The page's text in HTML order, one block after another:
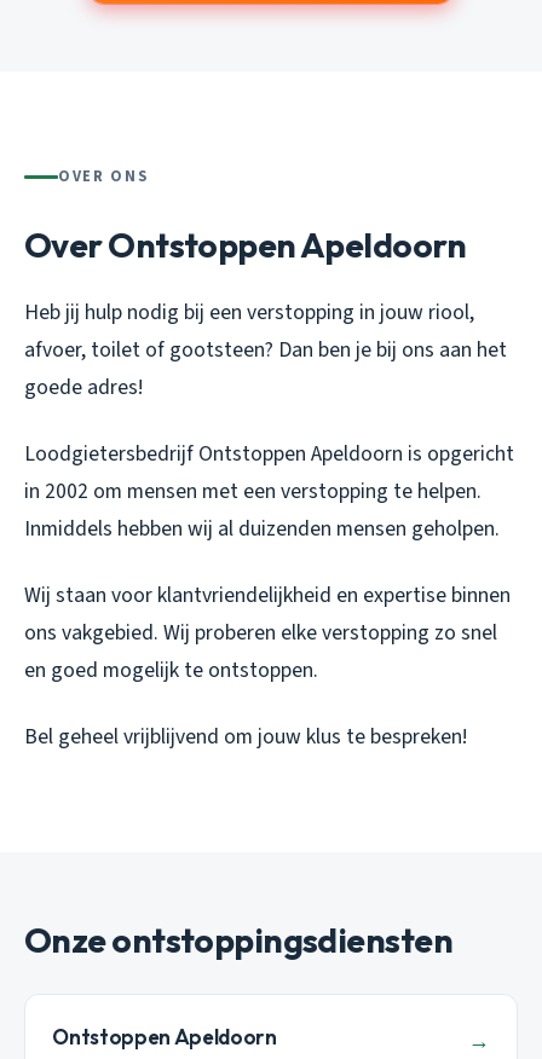
OVER ONS
Over Ontstoppen Apeldoorn
Heb jij hulp nodig bij een verstopping in jouw riool,
afvoer, toilet of gootsteen? Dan ben je bij ons aan het
goede adres!
Loodgietersbedrijf Ontstoppen Apeldoorn is opgericht
in 2002 om mensen met een verstopping te helpen.
Inmiddels hebben wij al duizenden mensen geholpen.
Wij staan voor klantvriendelijkheid en expertise binnen
ons vakgebied. Wij proberen elke verstopping zo snel
en goed mogelijk te ontstoppen.
Bel geheel vrijblijvend om jouw klus te bespreken!​
Onze ontstoppingsdiensten
Ontstoppen Apeldoorn →